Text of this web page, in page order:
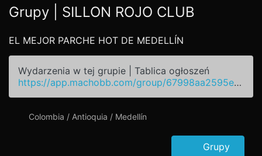
Grupy | SILLON ROJO CLUB
EL MEJOR PARCHE HOT DE MEDELLÍN
Wydarzenia w tej grupie | Tablica ogłoszeń
https://app.machobb.com/group/67998aa2595ed4ad66091032
Colombia / Antioquia / Medellín
Grupy